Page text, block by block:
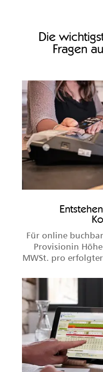
Die
Fragen
Für online
Provisionin
MWSt. pro